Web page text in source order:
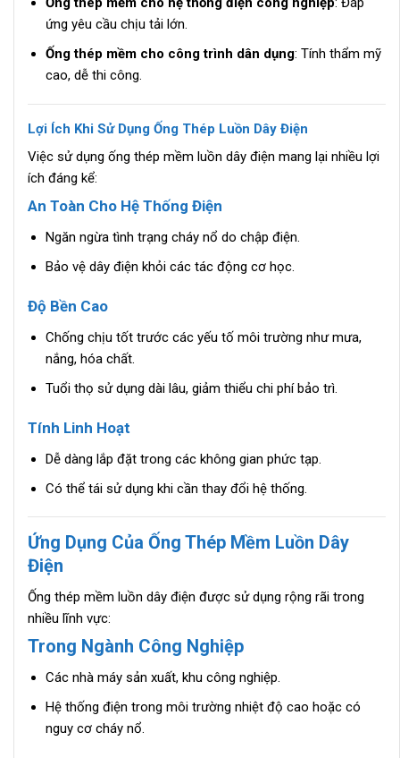
ứng yêu cầu chịu tải lớn.
Ống thép mềm cho công trình dân dụng: Tính thẩm mỹ
cao, dễ thi công.
Lợi Ích Khi Sử Dụng Ống Thép Luồn Dây Điện
Việc sử dụng ống thép mềm luồn dây điện mang lại nhiều lợi
ích đáng kể:
An Toàn Cho Hệ Thống Điện
Ngăn ngừa tình trạng cháy nổ do chập điện.
Bảo vệ dây điện khỏi các tác động cơ học.
Độ Bền Cao
Chống chịu tốt trước các yếu tố môi trường như mưa,
nắng, hóa chất.
Tuổi thọ sử dụng dài lâu, giảm thiểu chi phí bảo trì.
Tính Linh Hoạt
Dễ dàng lắp đặt trong các không gian phức tạp.
Có thể tái sử dụng khi cần thay đổi hệ thống.
Ứng Dụng Của Ống Thép Mềm Luồn Dây
Điện
Ống thép mềm luồn dây điện được sử dụng rộng rãi trong
nhiều lĩnh vực:
Trong Ngành Công Nghiệp
Các nhà máy sản xuất, khu công nghiệp.
Hệ thống điện trong môi trường nhiệt độ cao hoặc có
nguy cơ cháy nổ.